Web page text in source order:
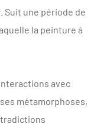
Suit une période de
la peinture à
avec
métamorphoses,